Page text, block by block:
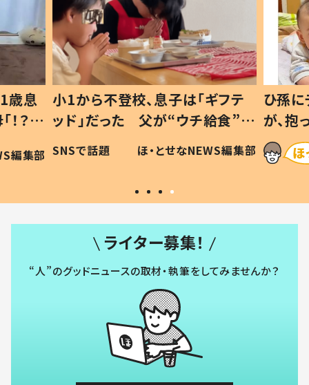
歳息
？」
編集部
小1から不登校、息子は「ギフテ
ッド」だった 父が“ウチ給食”を
作り続ける理由とは #令和の親
#令和の子
SNSで話題 ほ・とせなNEWS編集部
ひ孫
が、
「涙が
い」
ライター募集！
“人”のグッドニュースの取材・執筆をしてみませんか？